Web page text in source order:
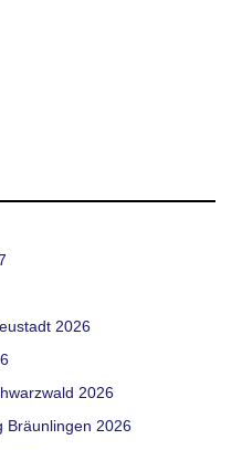
2026
2026
Bräunlingen 2026